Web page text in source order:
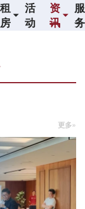
租
房
活
动
资
讯
服
务
更多»